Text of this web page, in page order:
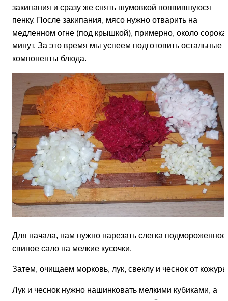
закипания и сразу же снять шумовкой появившуюся
пенку. После закипания, мясо нужно отварить на
медленном огне (под крышкой), примерно, около сорока
минут. За это время мы успеем подготовить остальные
компоненты блюда.
Для начала, нам нужно нарезать слегка подмороженное
свиное сало на мелкие кусочки.
Затем, очищаем морковь, лук, свеклу и чеснок от
Лук и чеснок нужно нашинковать мелкими кубиками, а